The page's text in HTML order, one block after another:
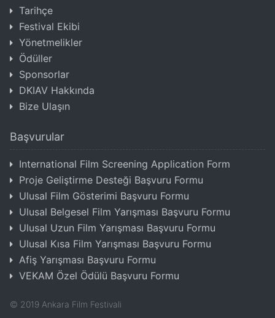
Tarihçe
Festival Ekibi
Yönetmelikler
Ödüller
Sponsorlar
DKIAV Hakkında
Bize Ulaşın
Başvurular
International Film Screening Application Form
Proje Geliştirme Desteği Başvuru Formu
Ulusal Film Gösterimi Başvuru Formu
Ulusal Belgesel Film Yarışması Başvuru Formu
Ulusal Uzun Film Yarışması Başvuru Formu
Ulusal Kısa Film Yarışması Başvuru Formu
Afiş Yarışması Başvuru Formu
VEKAM Özel Ödülü Başvuru Formu
© 2019 Ankara Film Festivali